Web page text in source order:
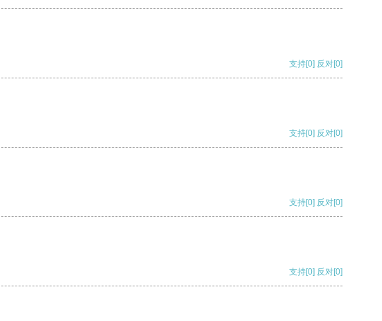
支持[0] 反对[0]
支持[0] 反对[0]
支持[0] 反对[0]
支持[0] 反对[0]